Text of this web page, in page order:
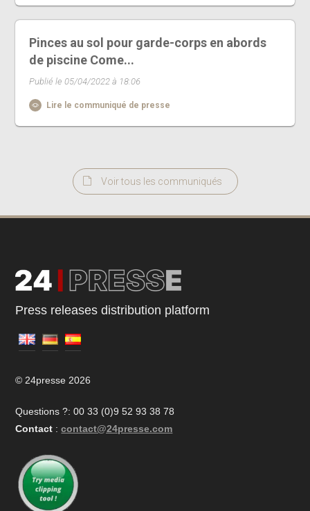
Pinces au sol pour garde-corps en abords
de piscine Come...
Publié le 05/04/2022 à 18:06
Lire le communiqué de presse
Voir tous les communiqués
Press releases distribution platform
© 24presse 2026
Questions ?: 00 33 (0)9 52 93 38 78
Contact : contact@24presse.com